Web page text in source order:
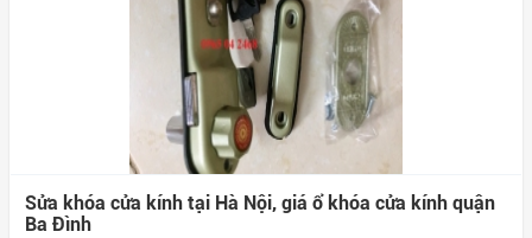
Sửa khóa cửa kính tại Hà Nội, giá ổ khóa cửa kính quận
Ba Đình